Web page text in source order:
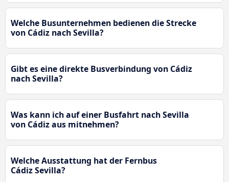
Welche Busunternehmen bedienen die Strecke
von Cádiz nach Sevilla?
Gibt es eine direkte Busverbindung von Cádiz
nach Sevilla?
Was kann ich auf einer Busfahrt nach Sevilla
von Cádiz aus mitnehmen?
Welche Ausstattung hat der Fernbus
Cádiz Sevilla?